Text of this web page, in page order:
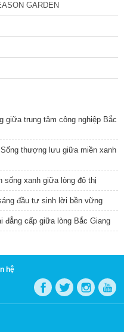
GARDEN
giữa trung tâm công nghiệp Bắc
thượng lưu giữa miền xanh
sống xanh giữa lòng đô thị
đầu tư sinh lời bền vững
đẳng cấp giữa lòng Bắc Giang
hệ